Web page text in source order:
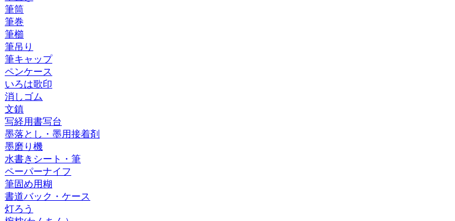
筆筒
筆巻
筆櫛
筆吊り
筆キャップ
ペンケース
いろは歌印
消しゴム
文鎮
写経用書写台
墨落とし・墨用接着剤
墨磨り機
水書きシート・筆
ペーパーナイフ
筆固め用糊
書道バック・ケース
灯ろう